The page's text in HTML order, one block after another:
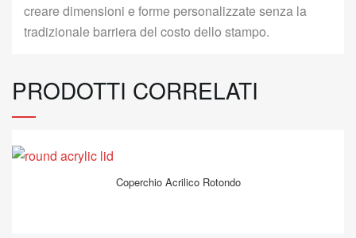
creare dimensioni e forme personalizzate senza la
tradizionale barriera del costo dello stampo.
PRODOTTI CORRELATI
Coperchio Acrilico Rotondo